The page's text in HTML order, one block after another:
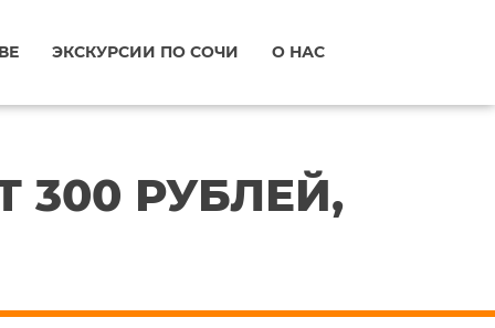
ЭКСКУРСИИ ПО СОЧИ О НАС
РУБЛЕЙ,